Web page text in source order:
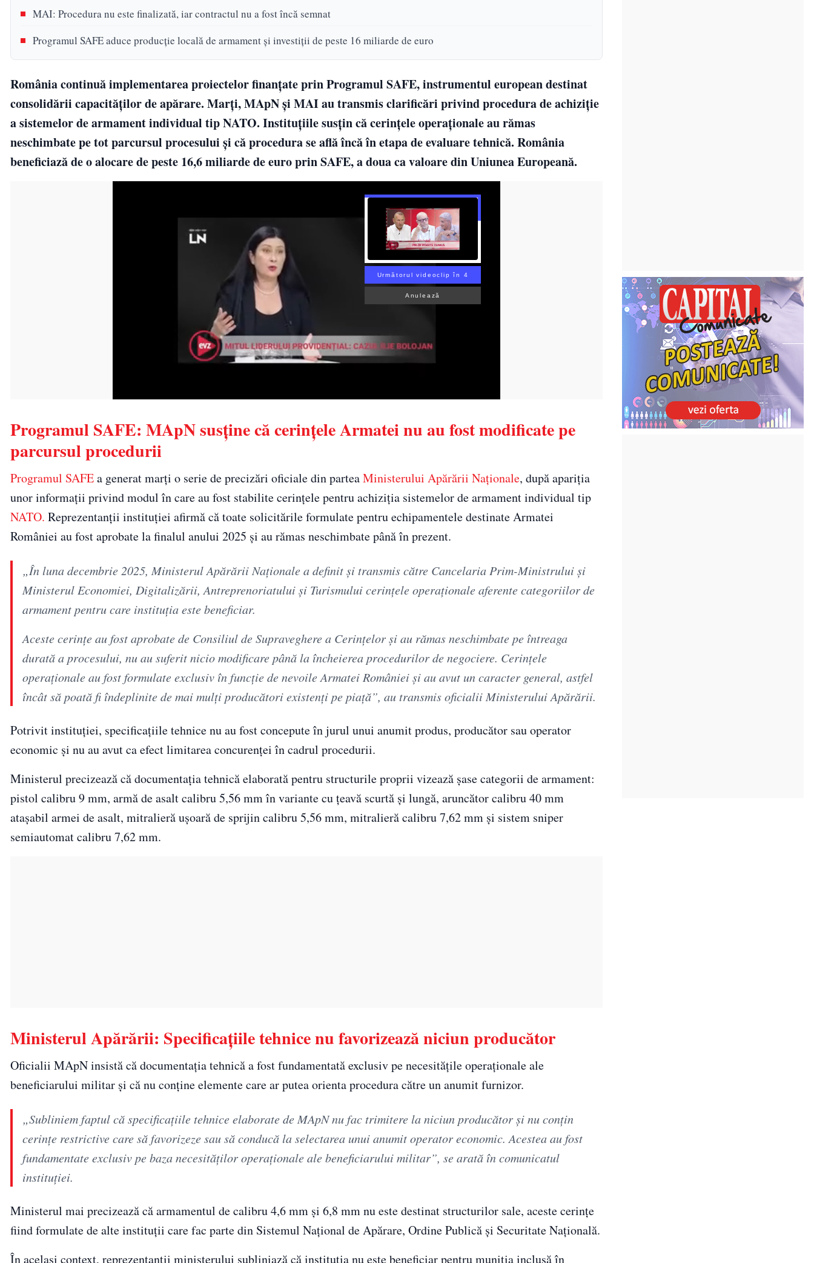
MAI: Procedura nu este finalizată, iar contractul nu a fost încă semnat
Programul SAFE aduce producție locală de armament și investiții de peste 16 miliarde de euro
România continuă implementarea proiectelor finanțate prin Programul SAFE, instrumentul european destinat
consolidării capacităților de apărare. Marți, MApN și MAI au transmis clarificări privind procedura de achiziție
a sistemelor de armament individual tip NATO. Instituțiile susțin că cerințele operaționale au rămas
neschimbate pe tot parcursul procesului și că procedura se află încă în etapa de evaluare tehnică. România
beneficiază de o alocare de peste 16,6 miliarde de euro prin SAFE, a doua ca valoare din Uniunea Europeană.
Următorul videoclip în 3
Anulează
Programul SAFE: MApN susține că cerințele Armatei nu au fost modificate pe
parcursul procedurii
Programul SAFEa generat marți o serie de precizări oficiale din parteaMinisterului Apărării Naționale, după apariția
unor informații privind modul în care au fost stabilite cerințele pentru achiziția sistemelor de armament individual tip
NATO. Reprezentanții instituției afirmă că toate solicitările formulate pentru echipamentele destinate Armatei
României au fost aprobate la finalul anului 2025 și au rămas neschimbate până în prezent.
„În luna decembrie 2025, Ministerul Apărării Naţionale a definit şi transmis către Cancelaria Prim-Ministrului şi
Ministerul Economiei, Digitalizării, Antreprenoriatului şi Turismului cerinţele operaţionale aferente categoriilor de
armament pentru care instituţia este beneficiar.
Aceste cerinţe au fost aprobate de Consiliul de Supraveghere a Cerinţelor şi au rămas neschimbate pe întreaga
durată a procesului, nu au suferit nicio modificare până la încheierea procedurilor de negociere. Cerinţele
operaţionale au fost formulate exclusiv în funcţie de nevoile Armatei României şi au avut un caracter general, astfel
încât să poată fi îndeplinite de mai mulţi producători existenţi pe piaţă”, au transmis oficialii Ministerului Apărării.
Potrivit instituției, specificațiile tehnice nu au fost concepute în jurul unui anumit produs, producător sau operator
economic și nu au avut ca efect limitarea concurenței în cadrul procedurii.
Ministerul precizează că documentația tehnică elaborată pentru structurile proprii vizează șase categorii de armament:
pistol calibru 9 mm, armă de asalt calibru 5,56 mm în variante cu țeavă scurtă și lungă, aruncător calibru 40 mm
atașabil armei de asalt, mitralieră ușoară de sprijin calibru 5,56 mm, mitralieră calibru 7,62 mm și sistem sniper
semiautomat calibru 7,62 mm.
Ministerul Apărării: Specificațiile tehnice nu favorizează niciun producător
Oficialii MApN insistă că documentația tehnică a fost fundamentată exclusiv pe necesitățile operaționale ale
beneficiarului militar și că nu conține elemente care ar putea orienta procedura către un anumit furnizor.
„Subliniem faptul că specificaţiile tehnice elaborate de MApN nu fac trimitere la niciun producător şi nu conţin
cerinţe restrictive care să favorizeze sau să conducă la selectarea unui anumit operator economic. Acestea au fost
fundamentate exclusiv pe baza necesităţilor operaţionale ale beneficiarului militar”, se arată în comunicatul
instituției.
Ministerul mai precizează că armamentul de calibru 4,6 mm și 6,8 mm nu este destinat structurilor sale, aceste cerințe
fiind formulate de alte instituții care fac parte din Sistemul Național de Apărare, Ordine Publică și Securitate Națională.
În același context, reprezentanții ministerului subliniază că instituția nu este beneficiar pentru muniția inclusă în